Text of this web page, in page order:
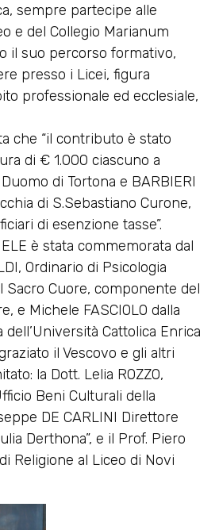
sempre partecipe alle
e del Collegio Marianum
il suo percorso formativo,
presso i Licei, figura
professionale ed ecclesiale,
che “il contributo è stato
di € 1.000 ciascuno a
di Tortona e BARBIERI
di S.Sebastiano Curone,
di esenzione tasse”.
è stata commemorata dal
Ordinario di Psicologia
Sacro Cuore, componente del
e Michele FASCIOLO dalla
dell’Università Cattolica Enrica
il Vescovo e gli altri
la Dott. Lelia ROZZO,
Beni Culturali della
DE CARLINI Direttore
Derthona”, e il Prof. Piero
Religione al Liceo di Novi